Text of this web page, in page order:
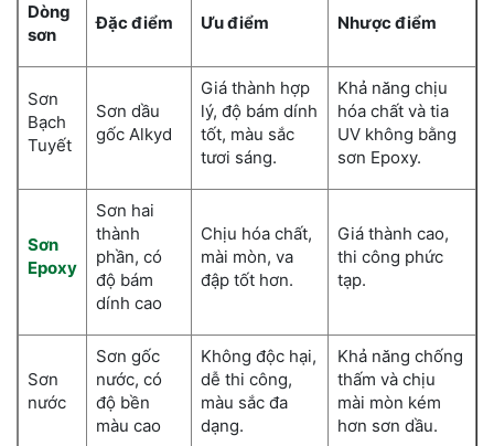
Dòng
sơn
Đặc điểm Ưu điểm Nhược điểm
Sơn
Bạch
Tuyết
Sơn dầu
gốc Alkyd
Giá thành hợp
lý, độ bám dính
tốt, màu sắc
tươi sáng.
Khả năng chịu
hóa chất và tia
UV không bằng
sơn Epoxy.
Sơn
Epoxy
Sơn hai
thành
phần, có
độ bám
dính cao
Chịu hóa chất,
mài mòn, va
đập tốt hơn.
Giá thành cao,
thi công phức
tạp.
Sơn
nước
Sơn gốc
nước, có
độ bền
màu cao
Không độc hại,
dễ thi công,
màu sắc đa
dạng.
Khả năng chống
thấm và chịu
mài mòn kém
hơn sơn dầu.